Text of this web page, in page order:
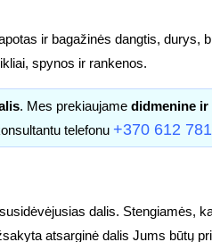
ir bagažinės dangtis, durys,
spynos ir rankenos.
. Mes prekiaujame didmenine ir
telefonu +370 612
dalis. Stengiamės,
atsarginė dalis Jums būtų